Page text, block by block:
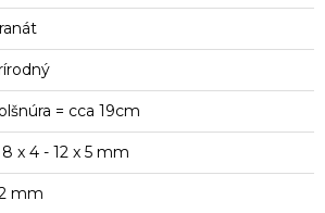
= cca 19cm
x 4 - 12 x 5 mm
mm